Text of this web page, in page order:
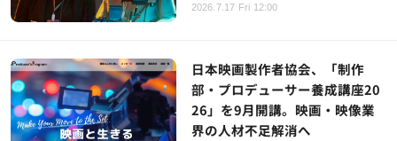
2026.7.17 Fri 12:00
日本映画製作者協会、「制作
部・プロデューサー養成講座20
26」を9月開講。映画・映像業
界の人材不足解消へ